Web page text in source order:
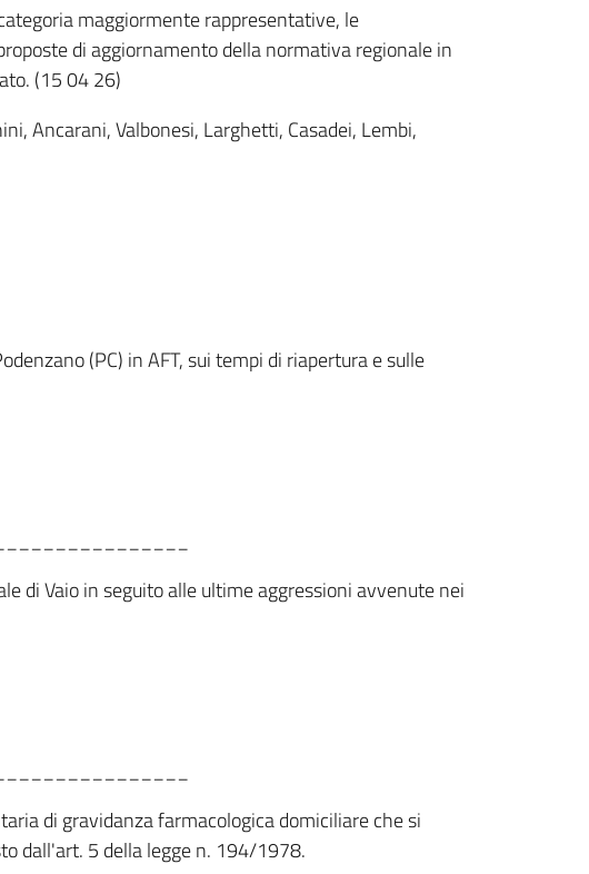
maggiormente rappresentative, le
di aggiornamento della normativa regionale in
(15 04 26)
Ancarani, Valbonesi, Larghetti, Casadei, Lembi,
(PC) in AFT, sui tempi di riapertura e sulle
di Vaio in seguito alle ultime aggressioni avvenute nei
di gravidanza farmacologica domiciliare che si
dall'art. 5 della legge n. 194/1978.